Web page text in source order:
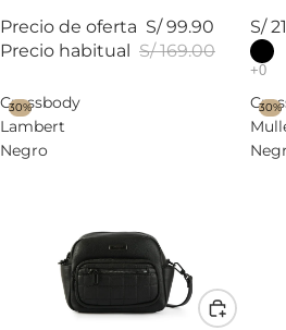
Precio de oferta S/ 99.90
Precio habitual S/ 169.00
S/
Crossbody
Lambert
Negro
30% 30%